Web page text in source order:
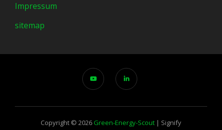
Impressum
sitemap
Copyright © 2026 Green-Energy-Scout | Signify